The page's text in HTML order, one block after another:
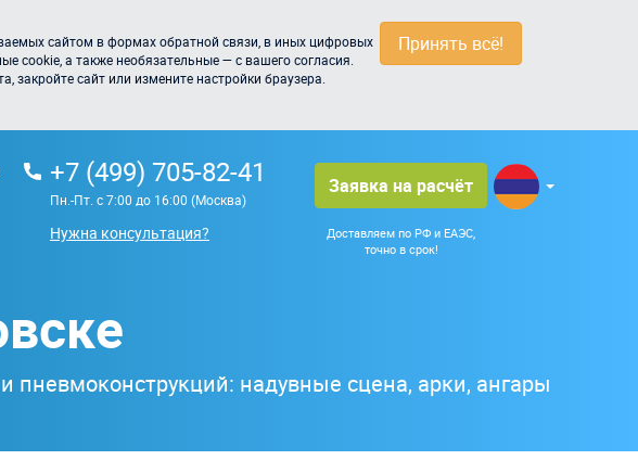
Принять всё!
сайтом в формах обратной связи, в иных цифровых
cookie, а также необязательные — с вашего согласия.
сайт или измените настройки браузера.
+7 (499) 705-82-41
Пн.-Пт. с 7:00 до 16:00 (Москва)
Нужна консультация?
Заявка на расчёт
Доставляем по РФ и ЕАЭС,
точно в срок!
пневмоконструкций: надувные сцена, арки, ангары